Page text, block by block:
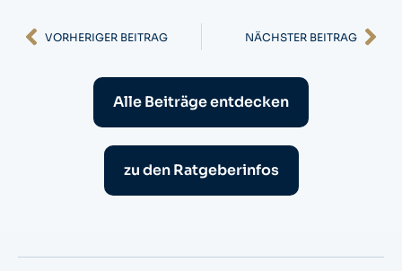
Zurück
VORHERIGER BEITRAG NÄCHSTER BEITRAG
Alle Beiträge entdecken
zu den Ratgeberinfos